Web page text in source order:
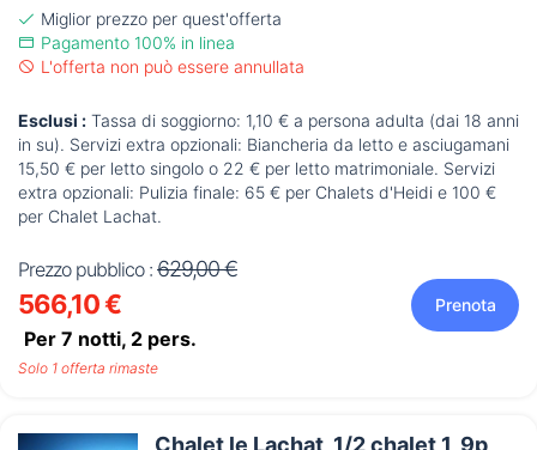
Miglior prezzo per quest'offerta
Pagamento 100% in linea
L'offerta non può essere annullata
Esclusi : Tassa di soggiorno: 1,10 € a persona adulta (dai 18 anni
in su). Servizi extra opzionali: Biancheria da letto e asciugamani
15,50 € per letto singolo o 22 € per letto matrimoniale. Servizi
extra opzionali: Pulizia finale: 65 € per Chalets d'Heidi e 100 €
per Chalet Lachat.
Prezzo pubblico : 629,00 €
566,10 €
Per 7 notti, 2 pers.
Prenota
Solo 1 offerta rimaste
Chalet le Lachat, 1/2 chalet 1, 9p,